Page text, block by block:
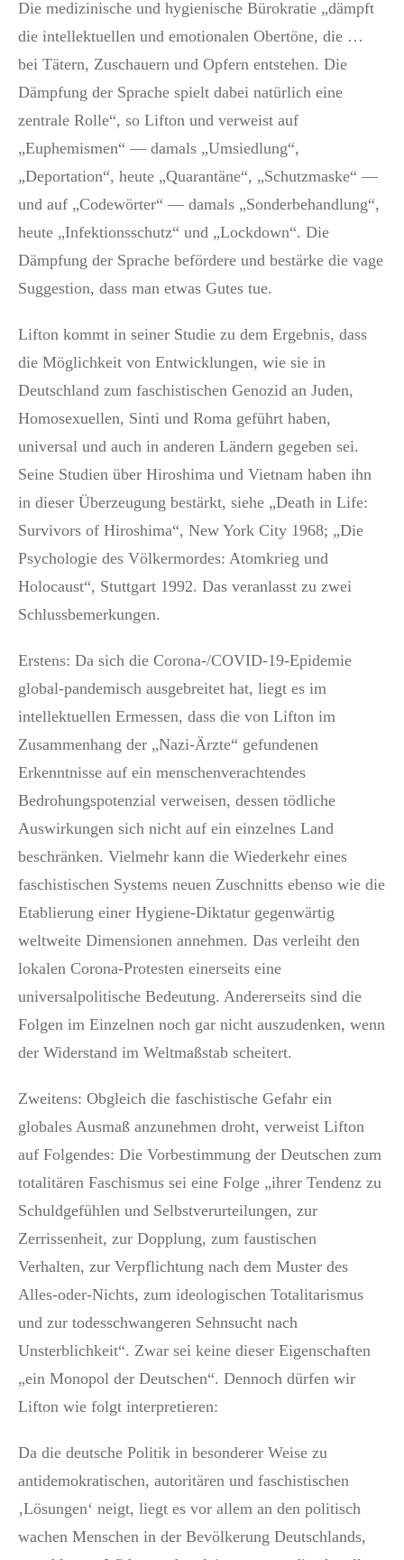
Die medizinische und hygienische Bürokratie „dämpft
die intellektuellen und emotionalen Obertöne, die …
bei Tätern, Zuschauern und Opfern entstehen. Die
Dämpfung der Sprache spielt dabei natürlich eine
zentrale Rolle“, so Lifton und verweist auf
„Euphemismen“ — damals „Umsiedlung“,
„Deportation“, heute „Quarantäne“, „Schutzmaske“ —
und auf „Codewörter“ — damals „Sonderbehandlung“,
heute „Infektionsschutz“ und „Lockdown“. Die
Dämpfung der Sprache befördere und bestärke die vage
Suggestion, dass man etwas Gutes tue.
Lifton kommt in seiner Studie zu dem Ergebnis, dass
die Möglichkeit von Entwicklungen, wie sie in
Deutschland zum faschistischen Genozid an Juden,
Homosexuellen, Sinti und Roma geführt haben,
universal und auch in anderen Ländern gegeben sei.
Seine Studien über Hiroshima und Vietnam haben ihn
in dieser Überzeugung bestärkt, siehe „Death in Life:
Survivors of Hiroshima“, New York City 1968; „Die
Psychologie des Völkermordes: Atomkrieg und
Holocaust“, Stuttgart 1992. Das veranlasst zu zwei
Schlussbemerkungen.
Erstens: Da sich die Corona-/COVID-19-Epidemie
global-pandemisch ausgebreitet hat, liegt es im
intellektuellen Ermessen, dass die von Lifton im
Zusammenhang der „Nazi-Ärzte“ gefundenen
Erkenntnisse auf ein menschenverachtendes
Bedrohungspotenzial verweisen, dessen tödliche
Auswirkungen sich nicht auf ein einzelnes Land
beschränken. Vielmehr kann die Wiederkehr eines
faschistischen Systems neuen Zuschnitts ebenso wie die
Etablierung einer Hygiene-Diktatur gegenwärtig
weltweite Dimensionen annehmen. Das verleiht den
lokalen Corona-Protesten einerseits eine
universalpolitische Bedeutung. Andererseits sind die
Folgen im Einzelnen noch gar nicht auszudenken, wenn
der Widerstand im Weltmaßstab scheitert.
Zweitens: Obgleich die faschistische Gefahr ein
globales Ausmaß anzunehmen droht, verweist Lifton
auf Folgendes: Die Vorbestimmung der Deutschen zum
totalitären Faschismus sei eine Folge „ihrer Tendenz zu
Schuldgefühlen und Selbstverurteilungen, zur
Zerrissenheit, zur Dopplung, zum faustischen
Verhalten, zur Verpflichtung nach dem Muster des
Alles-oder-Nichts, zum ideologischen Totalitarismus
und zur todesschwangeren Sehnsucht nach
Unsterblichkeit“. Zwar sei keine dieser Eigenschaften
„ein Monopol der Deutschen“. Dennoch dürfen wir
Lifton wie folgt interpretieren:
Da die deutsche Politik in besonderer Weise zu
antidemokratischen, autoritären und faschistischen
‚Lösungen‘ neigt, liegt es vor allem an den politisch
wachen Menschen in der Bevölkerung Deutschlands,